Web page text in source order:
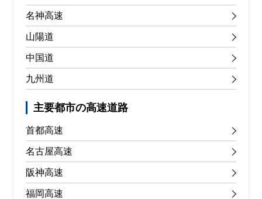
名神高速
山陽道
中国道
九州道
主要都市の高速道路
首都高速
名古屋高速
阪神高速
福岡高速